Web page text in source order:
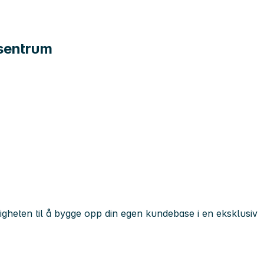
til å bygge opp din egen kundebase i en eksklusiv